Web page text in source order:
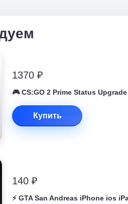
1370 ₽
🎮 CS:GO 2 Prime Status
Купить
140 ₽
⚡️ GTA San Andreas iPhone ios